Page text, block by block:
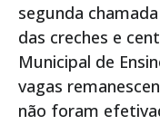
segunda
das creches e
Municipal de
vagas
não foram